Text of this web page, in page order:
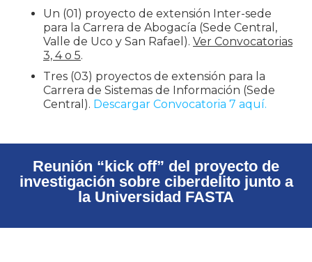
Un (01) proyecto de extensión Inter-sede
para la Carrera de Abogacía (Sede Central,
Valle de Uco y San Rafael). Ver Convocatorias
3, 4 o 5.
Tres (03) proyectos de extensión para la
Carrera de Sistemas de Información (Sede
Central). Descargar Convocatoria 7 aquí.
Reunión “kick off” del proyecto de
investigación sobre ciberdelito junto a
la Universidad FASTA